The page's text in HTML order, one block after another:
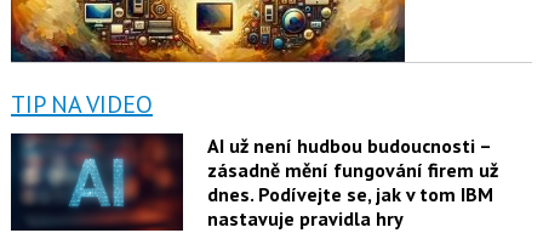
TIP NA VIDEO
AI už není hudbou budoucnosti –
zásadně mění fungování firem už
dnes. Podívejte se, jak v tom IBM
nastavuje pravidla hry